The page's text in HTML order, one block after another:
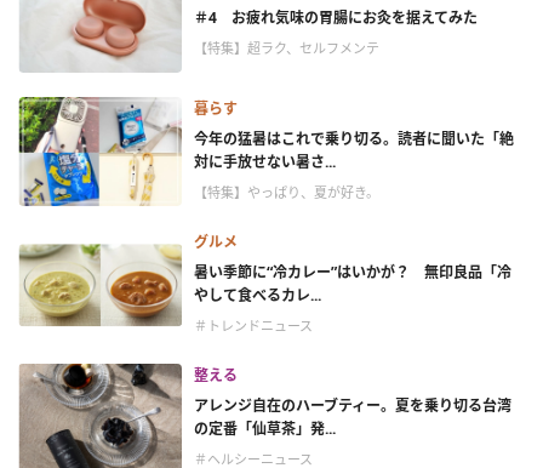
＃4 お疲れ気味の胃腸にお灸を据えてみた
【特集】超ラク、セルフメンテ
暮らす
今年の猛暑はこれで乗り切る。読者に聞いた「絶
対に手放せない暑さ...
【特集】やっぱり、夏が好き。
グルメ
暑い季節に“冷カレー”はいかが？ 無印良品「冷
やして食べるカレ...
＃トレンドニュース
整える
アレンジ自在のハーブティー。夏を乗り切る台湾
の定番「仙草茶」発...
＃ヘルシーニュース